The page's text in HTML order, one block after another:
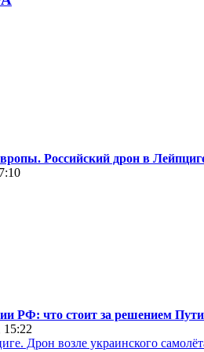
Российский дрон в
РФ: что стоит за решением
Дрон возле украинского